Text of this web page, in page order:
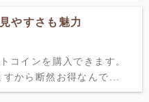
やすさも魅力
コインを購入できます。
から断然お得なんで...